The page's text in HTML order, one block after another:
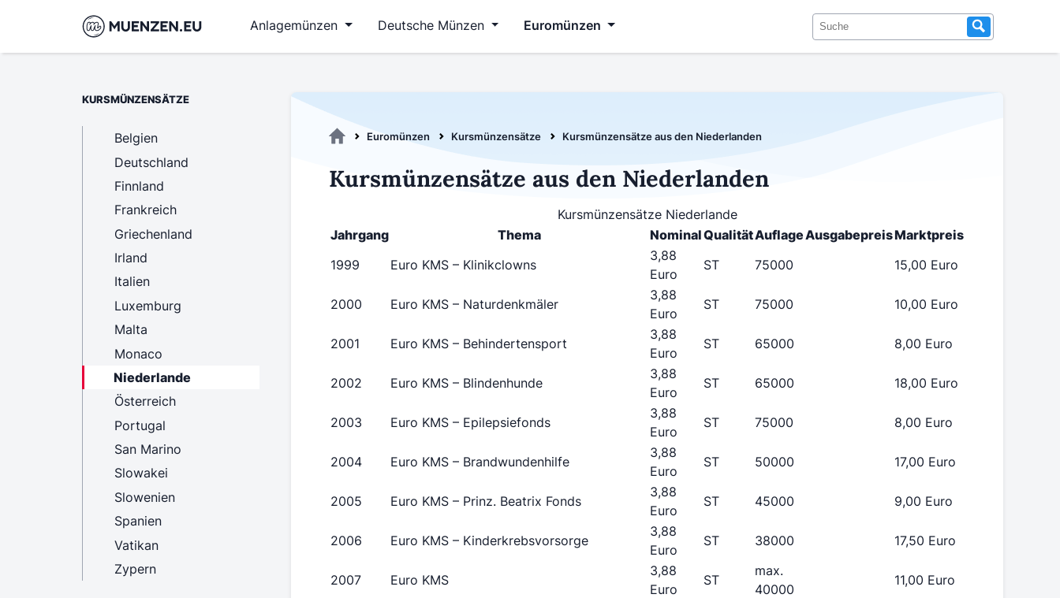
Anlagemünzen Deutsche Münzen Euromünzen
Euromünzen Kursmünzensätze Kursmünzensätze aus den Niederlanden
Kursmünzensätze aus den Niederlanden
Kursmünzensätze Niederlande
Jahrgang
Thema NominalQualitätAuflageAusgabepreisMarktpreis
1999
Euro KMS – Klinikclowns
3,88
Euro
ST 75000 15,00 Euro
2000 Euro KMS – Naturdenkmäler
3,88
Euro
ST 75000 10,00 Euro
2001 Euro KMS – Behindertensport
3,88
Euro
ST 65000 8,00 Euro
2002 Euro KMS – Blindenhunde
3,88
Euro
ST 65000 18,00 Euro
2003 Euro KMS – Epilepsiefonds
3,88
Euro
ST 75000 8,00 Euro
2004 Euro KMS – Brandwundenhilfe
3,88
Euro
ST 50000 17,00 Euro
2005 Euro KMS – Prinz. Beatrix Fonds
3,88
Euro
ST 45000 9,00 Euro
2006 Euro KMS – Kinderkrebsvorsorge
3,88
Euro
ST 38000 17,50 Euro
2007 Euro KMS
3,88
Euro
ST
max.
40000
11,00 Euro
KURSMÜNZENSÄTZE
Belgien
Deutschland
Finnland
Frankreich
Griechenland
Irland
Italien
Luxemburg
Malta
Monaco
Niederlande
Österreich
Portugal
San Marino
Slowakei
Slowenien
Spanien
Vatikan
Zypern